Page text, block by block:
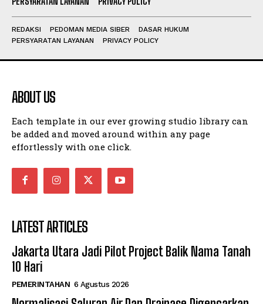
REDAKSI PEDOMAN MEDIA SIBER
DASAR HUKUM
PERSYARATAN LAYANAN
PRIVACY POLICY
ABOUT US
Each template in our ever growing studio library can
be added and moved around within any page
effortlessly with one click.
LATEST ARTICLES
Jakarta Utara Jadi Pilot Project Balik Nama Tanah
10 Hari
PEMERINTAHAN 6 Agustus 2026